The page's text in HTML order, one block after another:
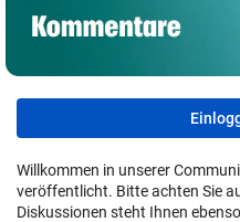
Willkommen in unserer
veröffentlicht. Bitte achten Sie
Diskussionen steht Ihnen